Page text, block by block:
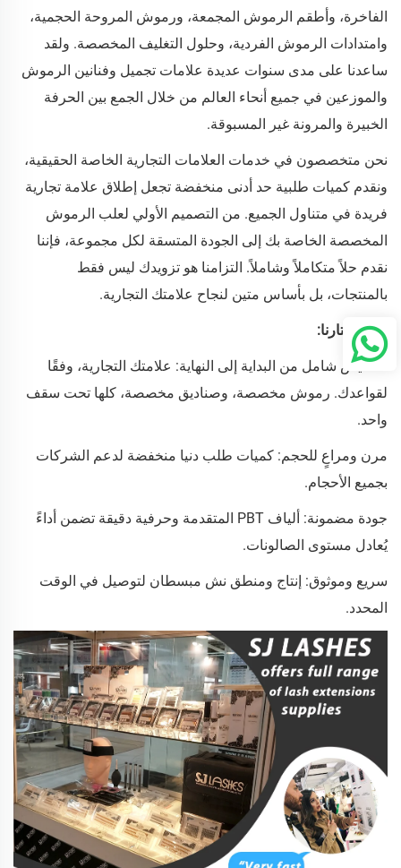
الفاخرة، وأطقم الرموش المجمعة، ورموش المروحة الحجمية،
وامتدادات الرموش الفردية، وحلول التغليف المخصصة. ولقد
ساعدنا على مدى سنوات عديدة علامات تجميل وفنانين الرموش
والموزعين في جميع أنحاء العالم من خلال الجمع بين الحرفة
الخبيرة والمرونة غير المسبوقة.
نحن متخصصون في خدمات العلامات التجارية الخاصة الحقيقية،
ونقدم كميات طلبية حد أدنى منخفضة تجعل إطلاق علامة تجارية
فريدة في متناول الجميع. من التصميم الأولي لعلب الرموش
المخصصة الخاصة بك إلى الجودة المتسقة لكل مجموعة، فإننا
نقدم حلاً متكاملاً وشاملاً. التزامنا هو تزويدك ليس فقط
بالمنتجات، بل بأساس متين لنجاح علامتك التجارية.
لماذا تختارنا:
تخصيص شامل من البداية إلى النهاية: علامتك التجارية، وفقًا
لقواعدك. رموش مخصصة، وصناديق مخصصة، كلها تحت سقف
واحد.
مرن ومراعٍ للحجم: كميات طلب دنيا منخفضة لدعم الشركات
بجميع الأحجام.
جودة مضمونة: ألياف PBT المتقدمة وحرفية دقيقة تضمن أداءً
يُعادل مستوى الصالونات.
سريع وموثوق: إنتاج ومنطق نش مبسطان لتوصيل في الوقت
المحدد.